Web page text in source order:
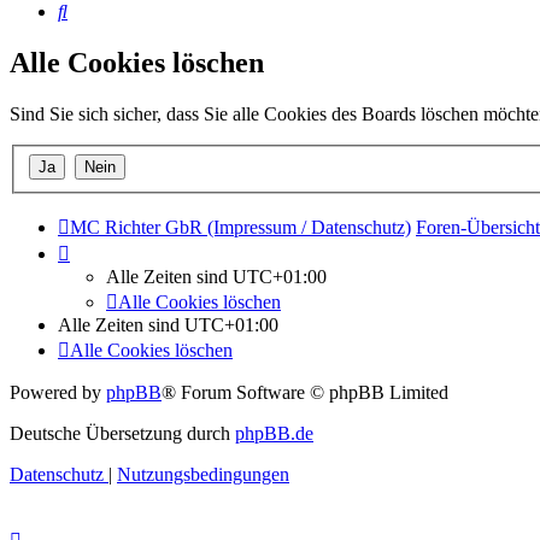
Suche
Alle Cookies löschen
Sind Sie sich sicher, dass Sie alle Cookies des Boards löschen
MC Richter GbR (Impressum / Datenschutz) Foren-Übersicht
Alle Zeiten sind UTC+01:00
Alle Cookies löschen
Alle Zeiten sind UTC+01:00
Alle Cookies löschen
Powered by phpBB® Forum Software © phpBB Limited
Deutsche Übersetzung durch phpBB.de
Datenschutz | Nutzungsbedingungen